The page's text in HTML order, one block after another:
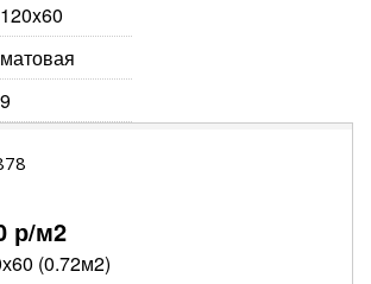
120x60
матовая
9
р/м2
(0.72м2)